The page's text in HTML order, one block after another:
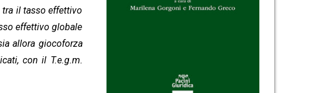
il tasso effettivo
effettivo globale
allora giocoforza
con il T.e.g.m.